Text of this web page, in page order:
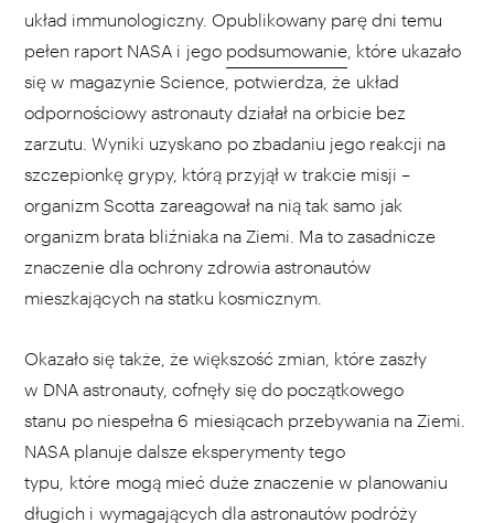
układ immunologiczny. Opublikowany parę dni temu
pełen raport NASA i jego podsumowanie , które ukazało
się w magazynie Science, potwierdza, że układ
odpornościowy astronauty działał na orbicie bez
zarzutu. Wyniki uzyskano po zbadaniu jego reakcji na
szczepionkę grypy, którą przyjął w trakcie misji –
organizm Scotta zareagował na nią tak samo jak
organizm brata bliźniaka na Ziemi. Ma to zasadnicze
znaczenie dla ochrony zdrowia astronautów
mieszkających na statku kosmicznym.
Okazało się także, że większość zmian, które zaszły
w DNA astronauty, cofnęły się do początkowego
stanu po niespełna 6 miesiącach przebywania na Ziemi.
NASA planuje dalsze eksperymenty tego
typu, które mogą mieć duże znaczenie w planowaniu
długich i wymagających dla astronautów podróży